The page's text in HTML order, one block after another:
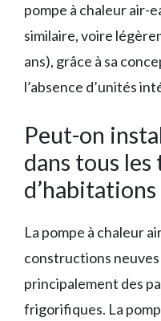
pompe à chaleur air-
similaire, voire
ans), grâce à sa
l’absence d’unités
Peut-on
dans tous les
d’habitations
La pompe à chaleur
constructions
principalement des
frigorifiques. La